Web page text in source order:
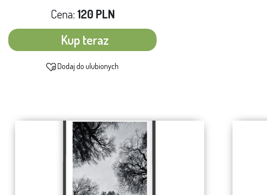
Cena:120 PLN
Kup teraz
Dodaj do ulubionych